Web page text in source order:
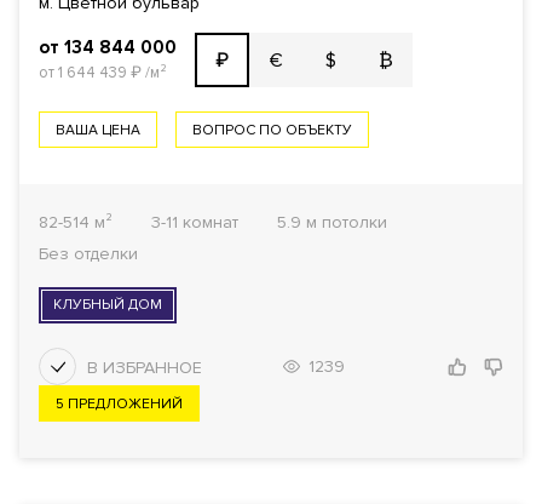
от 134 844 000
от 1 644 439 ₽/м² ₽ € $ ₿
ВАША ЦЕНА ВОПРОС ПО ОБЪЕКТУ
82-514 м² 3-11 комнат
5.9 м потолки
Без отделки
КЛУБНЫЙ ДОМ
1239
5 ПРЕДЛОЖЕНИЙ